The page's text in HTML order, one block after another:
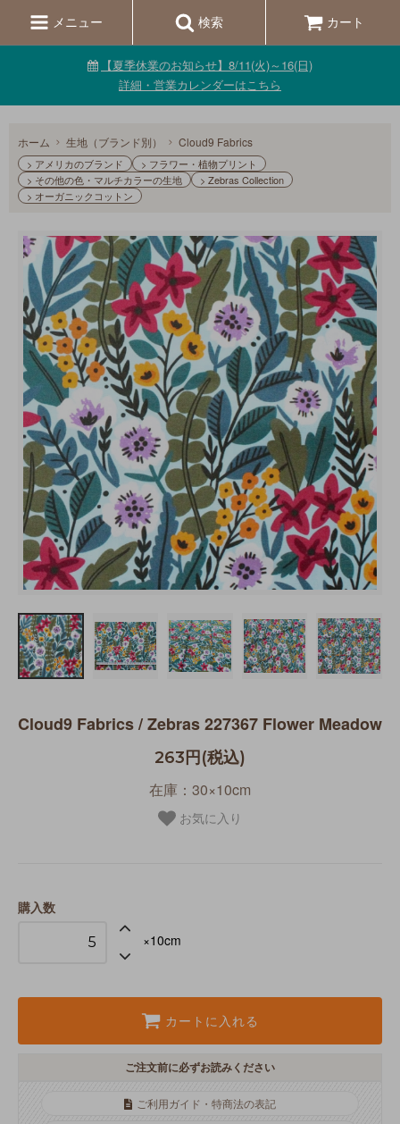
メニュー 検索 カート
【夏季休業のお知らせ】8/11(火)～16(日)
詳細・営業カレンダーはこちら
ホーム 生地（ブランド別） Cloud9 Fabrics
> アメリカのブランド
> フラワー・植物プリント
> その他の色・マルチカラーの生地
> Zebras Collection
> オーガニックコットン
Cloud9 Fabrics / Zebras 227367 Flower Meadow
263円(税込)
在庫：30×10cm
お気に入り
購入数
×10cm
カートに入れる
ご注文前に必ずお読みください
ご利用ガイド・特商法の表記